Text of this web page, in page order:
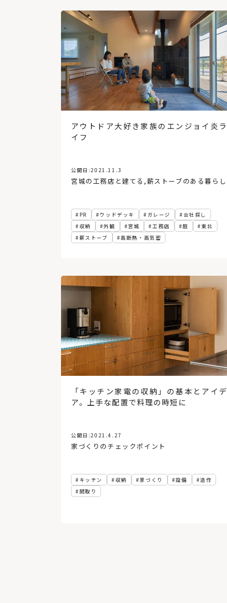
アウトドア大好き家族のエンジョイ炎ラ
イフ
公開日:2021.11.3
宮城の工務店と建てる ,薪ストーブのある暮らし
PR ウッドデッキ ガレージ
会社探し
収納
外観 宮城 工務店 庭
東北
薪ストーブ
高断熱・高気密
「キッチン家電の収納」の基本とアイデ
ア。上手な配置で料理の時短に
公開日:2021.4.27
家づくりのチェックポイント
キッチン 収納 家づくり 設備
造作
間取り